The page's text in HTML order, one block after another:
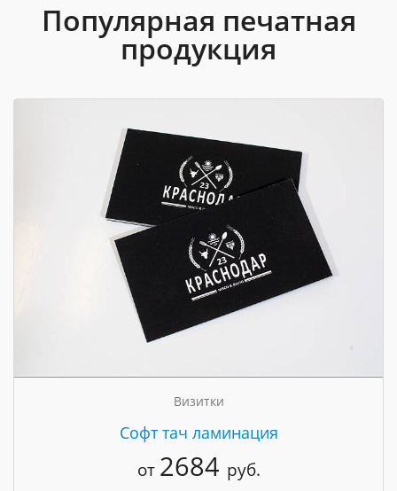
Популярная печатная
продукция
Визитки
Cофт тач ламинация
от 2684 руб.